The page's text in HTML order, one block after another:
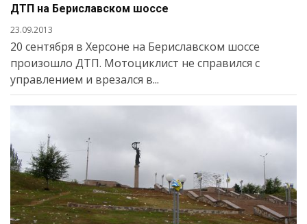
ДТП на Бериславском шоссе
23.09.2013
20 сентября в Херсоне на Бериславском шоссе
произошло ДТП. Мотоциклист не справился с
управлением и врезался в...